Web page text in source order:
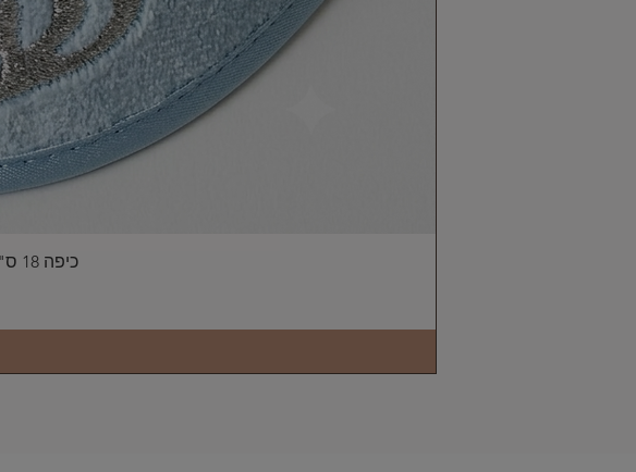
כיפה 18 ס"מ האש שלי תכלת מבריק אותיות כסף